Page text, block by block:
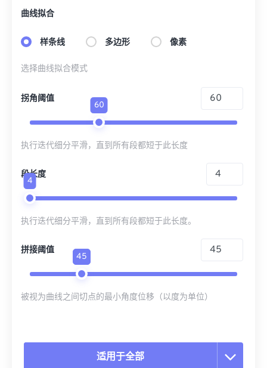
曲线拟合
样条线 多边形 像素
选择曲线拟合模式
拐角阈值
60
执行迭代细分平滑，直到所有段都短于此长度
段长度
4
执行迭代细分平滑，直到所有段都短于此长度。
拼接阈值
45
被视为曲线之间切点的最小角度位移（以度为单位）
适用于全部